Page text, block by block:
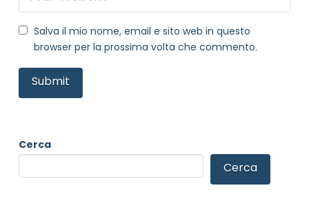
Salva il mio nome, email e sito web in questo
browser per la prossima volta che commento.
Cerca
Cerca